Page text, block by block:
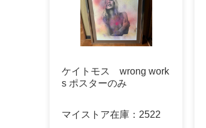
ケイトモス wrong work
s ポスターのみ
マイストア在庫： 2522